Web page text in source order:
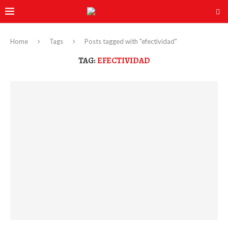
Home Tags Posts tagged with "efectividad"
TAG:EFECTIVIDAD